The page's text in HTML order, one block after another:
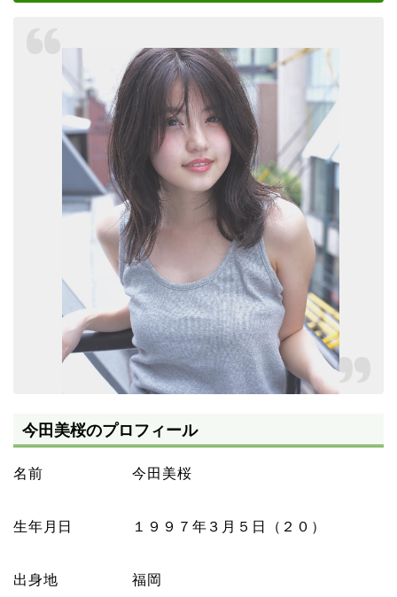
今田美桜のプロフィール
名前 今田美桜
生年月日 １９９７年３月５日（２０）
出身地 福岡